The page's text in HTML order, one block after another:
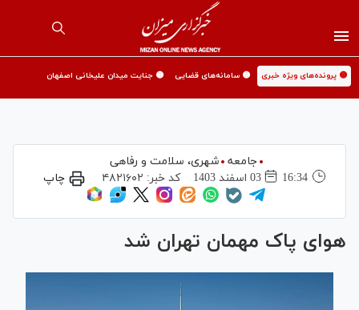
🟡 پرونده‌های ویژه خبری 🟡 سامانه‌های قضایی 🟡 جنایت میدان علیخانی اصفهان
جامعه
شهری،‌ سلامت و رفاهی
16:34
03 اسفند 1403 کد خبر: ۴۸۲۱۶۰۲ چاپ
هوای پاک مهمان تهران شد